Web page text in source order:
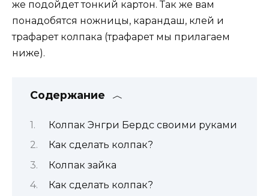
же подойдет тонкий картон. Так же вам
понадобятся ножницы, карандаш, клей и
трафарет колпака (трафарет мы прилагаем
ниже).
Содержание
Колпак Энгри Бердс своими руками
Как сделать колпак?
Колпак зайка
Как сделать колпак?